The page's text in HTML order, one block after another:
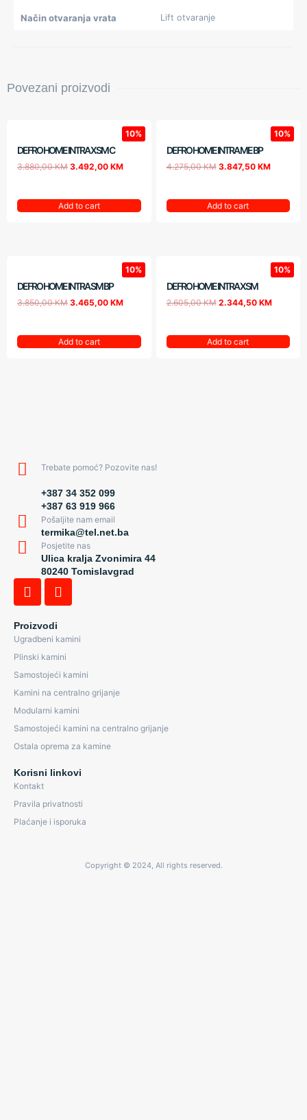
Način otvaranja vrata Lift otvaranje
Povezani proizvodi
10%
DEFRO HOME INTRA XSM C
3.880,00KM 3.492,00 KM
Add to cart
10%
DEFRO HOME INTRA ME BP
4.275,00KM 3.847,50 KM
Add to cart
10%
DEFRO HOME INTRA SM BP
3.850,00KM 3.465,00 KM
Add to cart
10%
DEFRO HOME INTRA XSM
2.605,00KM 2.344,50 KM
Add to cart
Trebate pomoć? Pozovite nas!
+387 34 352 099
+387 63 919 966
Pošaljite nam email
termika@tel.net.ba
Posjetite nas
Ulica kralja Zvonimira 44
80240 Tomislavgrad
Proizvodi
Ugradbeni kamini
Plinski kamini
Samostojeći kamini
Kamini na centralno grijanje
Modularni kamini
Samostojeći kamini na centralno grijanje
Ostala oprema za kamine
Korisni linkovi
Kontakt
Pravila privatnosti
Plaćanje i isporuka
Copyright © 2024, All rights reserved.